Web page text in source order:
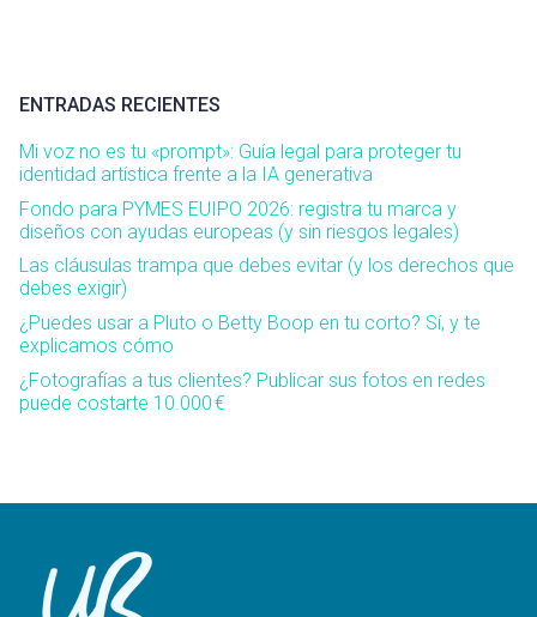
ENTRADAS RECIENTES
Mi voz no es tu «prompt»: Guía legal para proteger tu
identidad artística frente a la IA generativa
Fondo para PYMES EUIPO 2026: registra tu marca y
diseños con ayudas europeas (y sin riesgos legales)
Las cláusulas trampa que debes evitar (y los derechos que
debes exigir)
¿Puedes usar a Pluto o Betty Boop en tu corto? Sí, y te
explicamos cómo
¿Fotografías a tus clientes? Publicar sus fotos en redes
puede costarte 10.000 €